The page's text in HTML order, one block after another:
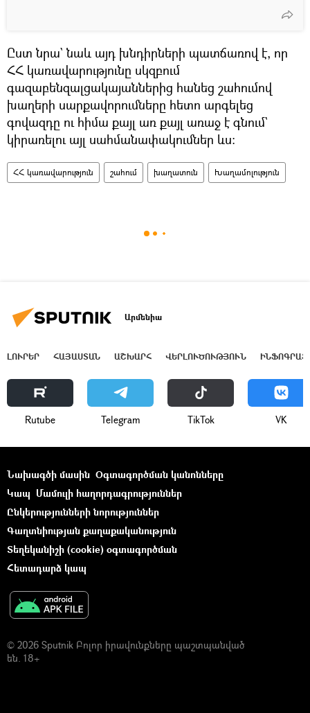
Ըստ նրա` նաև այդ խնդիրների պատճառով է, որ
ՀՀ կառավարությունը սկզբում
գազաբենզալցակայաններից հանեց շահումով
խաղերի սարքավորումները հետո արգելեց
գովազդը ու հիմա քայլ առ քայլ առաջ է գնում`
կիրառելու այլ սահմանափակումներ ևս։
ՀՀ կառավարություն շահում խաղատուն Խաղամոլություն
Արմենիա
ԼՈՒՐԵՐ ՀԱՅԱՍՏԱՆ ԱՇԽԱՐՀ ՎԵՐԼՈՒԾՈՒԹՅՈՒՆ
Rutube Telegram ТikТоk VK
Նախագծի մասին Օգտագործման կանոնները
Կապ Մամուլի հաղորդագրություններ
Ընկերությունների նորություններ
Գաղտնիության քաղաքականություն
Տեղեկանիշի (cookie) օգտագործման
Հետադարձ կապ
© 2026 Sputnik Բոլոր իրավունքները պաշտպանված
են. 18+